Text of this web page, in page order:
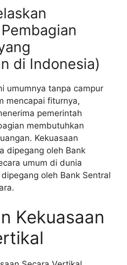
di Indonesia)
umumnya tanpa campur
mencapai fiturnya,
pemerintah
membutuhkan
Kekuasaan
dipegang oleh Bank
umum di dunia
oleh Bank Sentral
Kekuasaan